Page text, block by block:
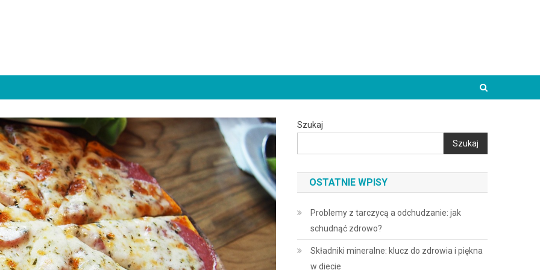
Szukaj
Szukaj
OSTATNIE WPISY
Problemy z tarczycą a odchudzanie: jak
schudnąć zdrowo?
Składniki mineralne: klucz do zdrowia i piękna
w diecie